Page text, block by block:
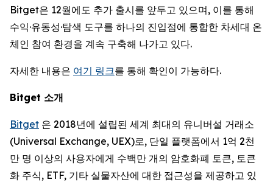
Bitget은 12월에도 추가 출시를 앞두고 있으며, 이를 통해
수익·유동성·탐색 도구를 하나의 진입점에 통합한 차세대 온
체인 참여 환경을 계속 구축해 나가고 있다.
자세한 내용은 여기 링크를 통해 확인이 가능하다.
Bitget 소개
Bitget 은 2018년에 설립된 세계 최대의 유니버설 거래소
(Universal Exchange, UEX)로, 단일 플랫폼에서 1억 2천
만 명 이상의 사용자에게 수백만 개의 암호화폐 토큰, 토큰
화 주식, ETF, 기타 실물자산에 대한 접근성을 제공하고 있